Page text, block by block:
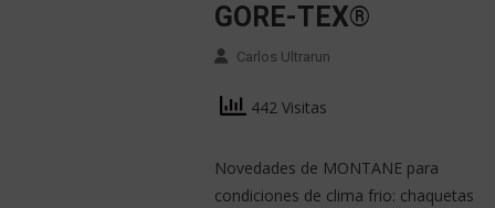
GORE-TEX®
Carlos Ultrarun
442 Visitas
Novedades de MONTANE para
condiciones de clima frio: chaquetas